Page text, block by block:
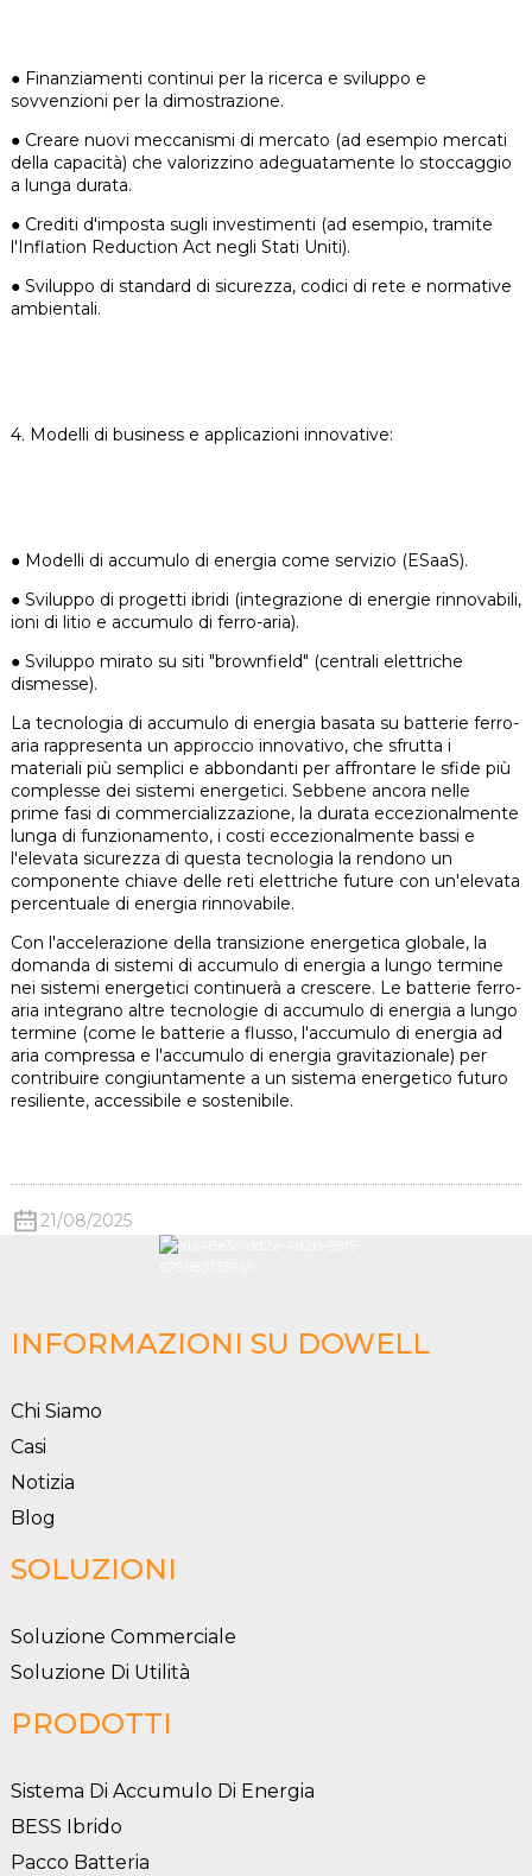
● Finanziamenti continui per la ricerca e sviluppo e
sovvenzioni per la dimostrazione.
● Creare nuovi meccanismi di mercato (ad esempio mercati
della capacità) che valorizzino adeguatamente lo stoccaggio
a lunga durata.
● Crediti d'imposta sugli investimenti (ad esempio, tramite
l'Inflation Reduction Act negli Stati Uniti).
● Sviluppo di standard di sicurezza, codici di rete e normative
ambientali.
4. Modelli di business e applicazioni innovative:
● Modelli di accumulo di energia come servizio (ESaaS).
● Sviluppo di progetti ibridi (integrazione di energie rinnovabili,
ioni di litio e accumulo di ferro-aria).
● Sviluppo mirato su siti "brownfield" (centrali elettriche
dismesse).
La tecnologia di accumulo di energia basata su batterie ferro-
aria rappresenta un approccio innovativo, che sfrutta i
materiali più semplici e abbondanti per affrontare le sfide più
complesse dei sistemi energetici. Sebbene ancora nelle
prime fasi di commercializzazione, la durata eccezionalmente
lunga di funzionamento, i costi eccezionalmente bassi e
l'elevata sicurezza di questa tecnologia la rendono un
componente chiave delle reti elettriche future con un'elevata
percentuale di energia rinnovabile.
Con l'accelerazione della transizione energetica globale, la
domanda di sistemi di accumulo di energia a lungo termine
nei sistemi energetici continuerà a crescere. Le batterie ferro-
aria integrano altre tecnologie di accumulo di energia a lungo
termine (come le batterie a flusso, l'accumulo di energia ad
aria compressa e l'accumulo di energia gravitazionale) per
contribuire congiuntamente a un sistema energetico futuro
resiliente, accessibile e sostenibile.
21/08/2025
INFORMAZIONI SU DOWELL
Chi Siamo
Casi
Notizia
Blog
SOLUZIONI
Soluzione Commerciale
Soluzione Di Utilità
PRODOTTI
Sistema Di Accumulo Di Energia
BESS Ibrido
Pacco Batteria